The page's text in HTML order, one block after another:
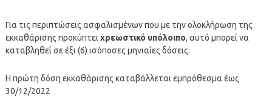
Για τις περιπτώσεις ασφαλισμένων που με την ολοκλήρωση της
εκκαθάρισης προκύπτει χρεωστικό υπόλοιπο, αυτό μπορεί να
καταβληθεί σε έξι (6) ισόποσες μηνιαίες δόσεις.
Η πρώτη δόση εκκαθάρισης καταβάλλεται εμπρόθεσμα έως
30/12/2022